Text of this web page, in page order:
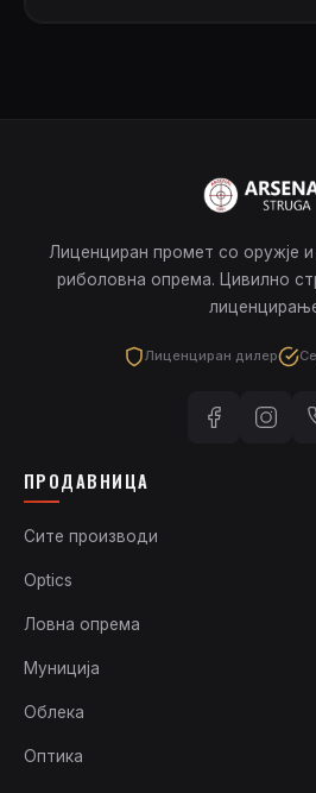
Лиценциран промет со оружје и
риболовна опрема. Цивилно
Лиценциран дилер
ПРОДАВНИЦА
Сите производи
Optics
Ловна опрема
Муниција
Облека
Оптика